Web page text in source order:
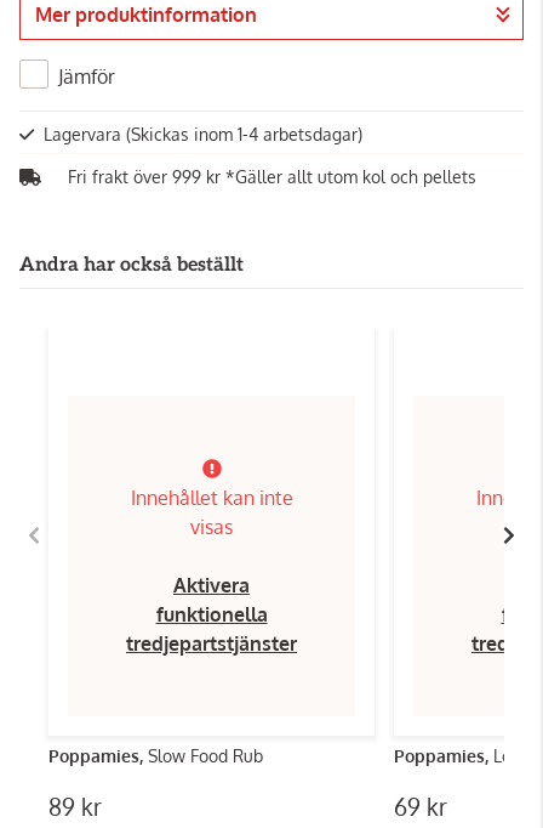
Gå till kassan
Mer produktinformation
Jämför
Lagervara (Skickas inom 1-4 arbetsdagar)
Fri frakt över 999 kr *Gäller allt utom kol och pellets
Andra har också beställt
Innehållet kan inte
visas
Aktivera
funktionella
tredjepartstjänster
Poppamies, Slow Food Rub
89 kr
Poppamies,
69 kr